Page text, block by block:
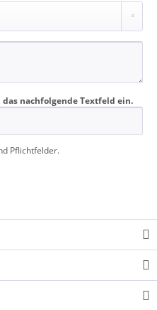
nachfolgende Textfeld ein.
Pflichtfelder.